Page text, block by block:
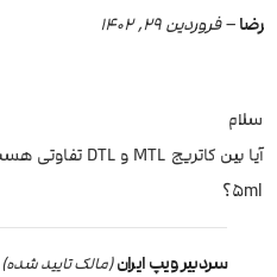
رضا–فروردین 29, 1402
سلام
۵ml؟
سردبیر ویپ ایران(مالک تایید شده)